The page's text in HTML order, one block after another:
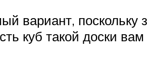
вариант, поскольку
куб такой доски